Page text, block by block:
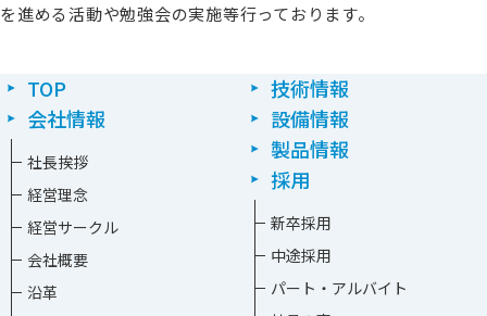
を進める活動や勉強会の実施等行っております。
TOP
会社情報
社長挨拶
経営理念
経営サークル
会社概要
沿革
技術情報
設備情報
製品情報
採用
新卒採⽤
中途採⽤
パート・アルバイト